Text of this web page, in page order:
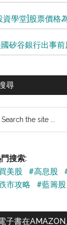
資學堂]股票價格
矽谷銀行出事
尋
搜索:
美股
#高息股
市攻略
#藍籌股
子書在AMAZON